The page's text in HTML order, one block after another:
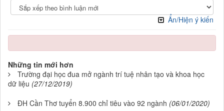
Ẩn/Hiện ý kiến
Những tin mới hơn
Trường đại học đua mở ngành trí tuệ nhân tạo và khoa học
dữ liệu (27/12/2019)
ĐH Cần Thơ tuyển 8.900 chỉ tiêu vào 92 ngành (06/01/2020)